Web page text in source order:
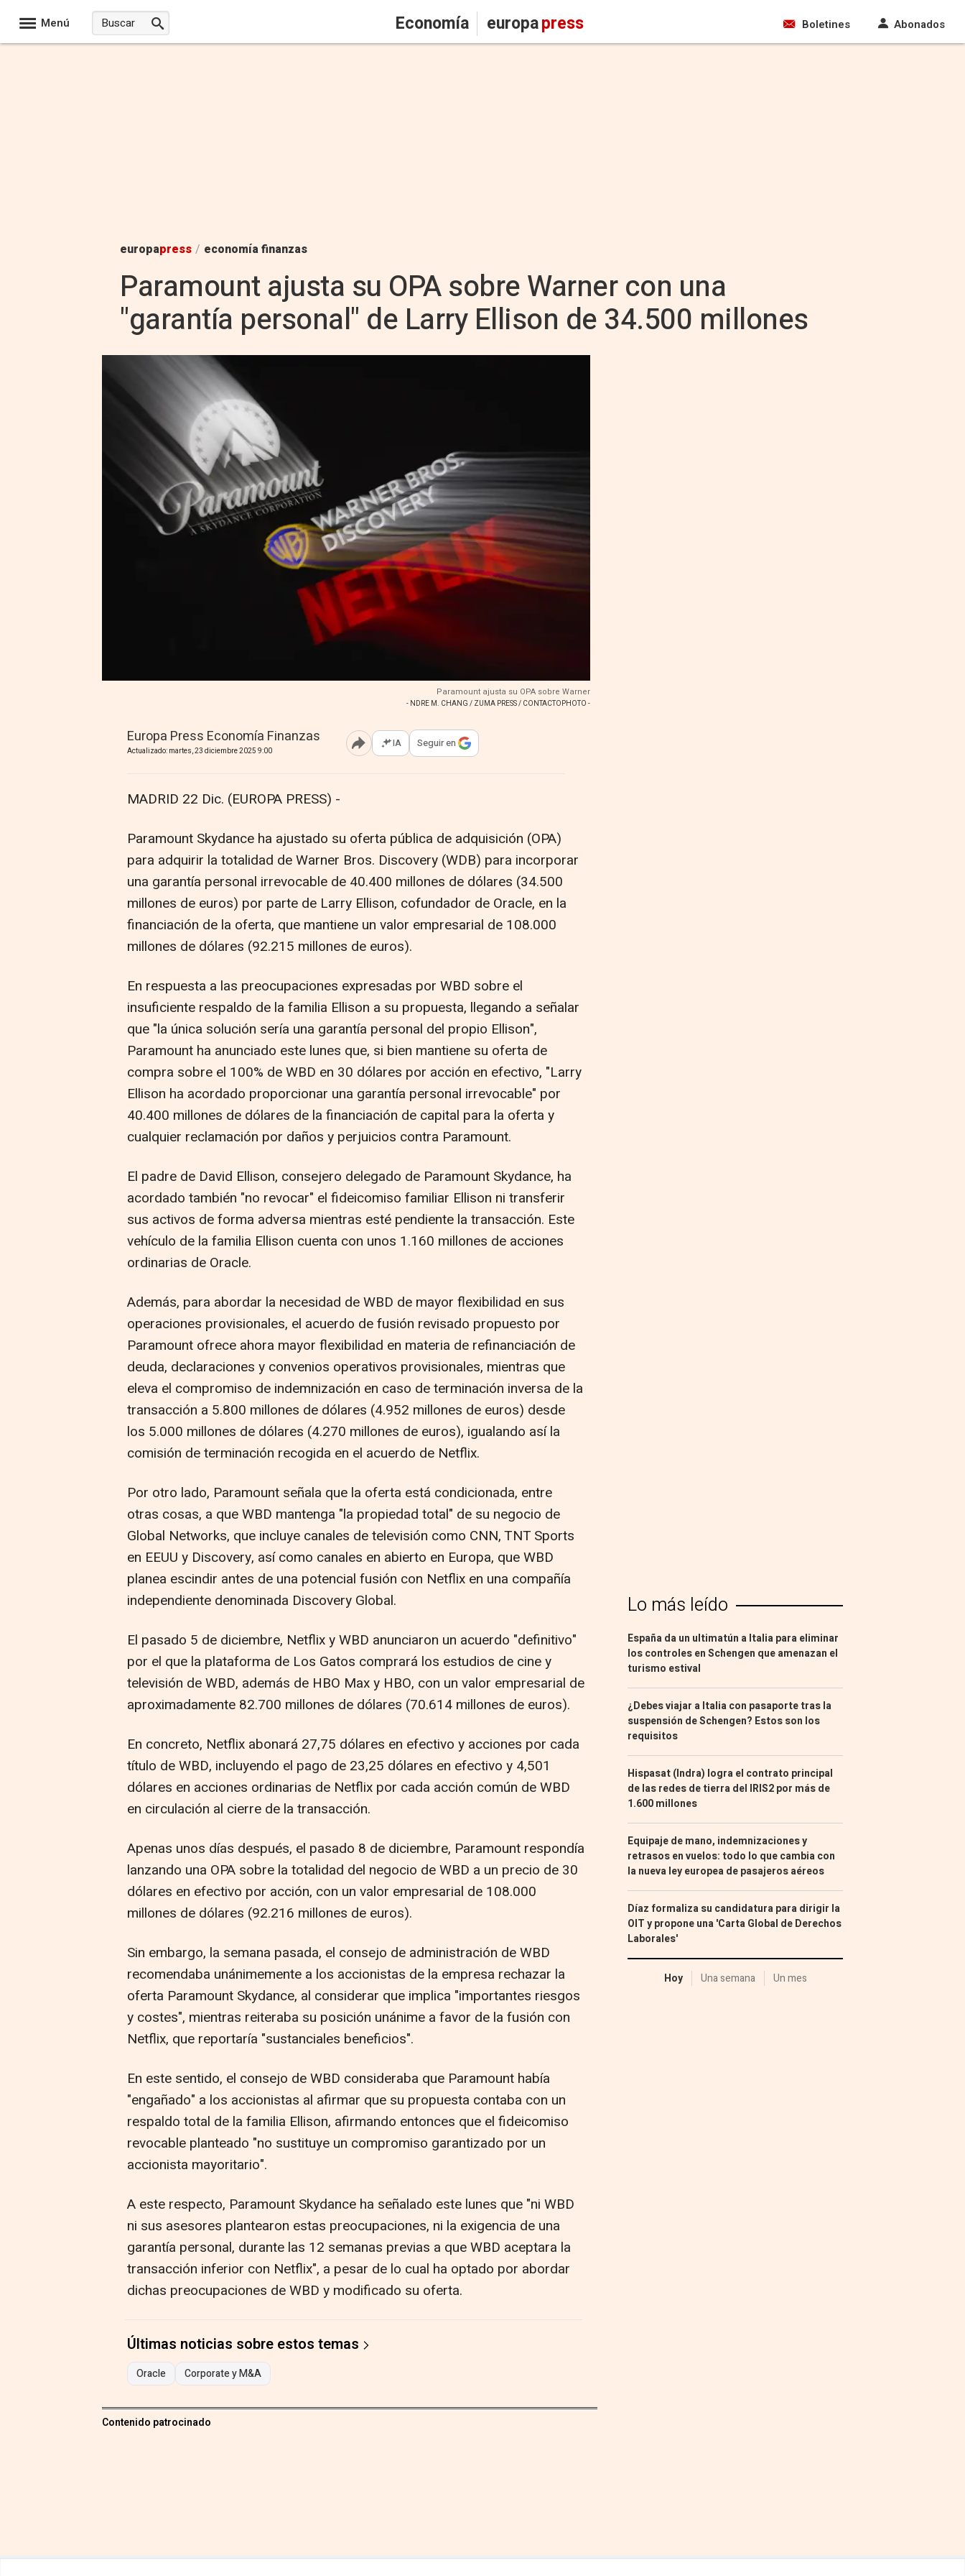
Menú Economía europapress Boletines Abonados
europapress / economía finanzas
Paramount ajusta su OPA sobre Warner con una
"garantía personal" de Larry Ellison de 34.500 millones
Paramount ajusta su OPA sobre Warner
- NDRE M. CHANG / ZUMA PRESS / CONTACTOPHOTO -
Europa Press Economía Finanzas
Actualizado: martes, 23 diciembre 2025 9:00 Abrir opciones para compartir
IA Seguir en
MADRID 22 Dic. (EUROPA PRESS) -
Paramount Skydance ha ajustado su oferta pública de adquisición (OPA)
para adquirir la totalidad de Warner Bros. Discovery (WDB) para incorporar
una garantía personal irrevocable de 40.400 millones de dólares (34.500
millones de euros) por parte de Larry Ellison, cofundador de Oracle, en la
financiación de la oferta, que mantiene un valor empresarial de 108.000
millones de dólares (92.215 millones de euros).
En respuesta a las preocupaciones expresadas por WBD sobre el
insuficiente respaldo de la familia Ellison a su propuesta, llegando a señalar
que "la única solución sería una garantía personal del propio Ellison",
Paramount ha anunciado este lunes que, si bien mantiene su oferta de
compra sobre el 100% de WBD en 30 dólares por acción en efectivo, "Larry
Ellison ha acordado proporcionar una garantía personal irrevocable" por
40.400 millones de dólares de la financiación de capital para la oferta y
cualquier reclamación por daños y perjuicios contra Paramount.
El padre de David Ellison, consejero delegado de Paramount Skydance, ha
acordado también "no revocar" el fideicomiso familiar Ellison ni transferir
sus activos de forma adversa mientras esté pendiente la transacción. Este
vehículo de la familia Ellison cuenta con unos 1.160 millones de acciones
ordinarias de Oracle.
Además, para abordar la necesidad de WBD de mayor flexibilidad en sus
operaciones provisionales, el acuerdo de fusión revisado propuesto por
Paramount ofrece ahora mayor flexibilidad en materia de refinanciación de
deuda, declaraciones y convenios operativos provisionales, mientras que
eleva el compromiso de indemnización en caso de terminación inversa de la
transacción a 5.800 millones de dólares (4.952 millones de euros) desde
los 5.000 millones de dólares (4.270 millones de euros), igualando así la
comisión de terminación recogida en el acuerdo de Netflix.
Por otro lado, Paramount señala que la oferta está condicionada, entre
otras cosas, a que WBD mantenga "la propiedad total" de su negocio de
Global Networks, que incluye canales de televisión como CNN, TNT Sports
en EEUU y Discovery, así como canales en abierto en Europa, que WBD
planea escindir antes de una potencial fusión con Netflix en una compañía
independiente denominada Discovery Global.
El pasado 5 de diciembre, Netflix y WBD anunciaron un acuerdo "definitivo"
por el que la plataforma de Los Gatos comprará los estudios de cine y
televisión de WBD, además de HBO Max y HBO, con un valor empresarial de
aproximadamente 82.700 millones de dólares (70.614 millones de euros).
En concreto, Netflix abonará 27,75 dólares en efectivo y acciones por cada
título de WBD, incluyendo el pago de 23,25 dólares en efectivo y 4,501
dólares en acciones ordinarias de Netflix por cada acción común de WBD
en circulación al cierre de la transacción.
Apenas unos días después, el pasado 8 de diciembre, Paramount respondía
lanzando una OPA sobre la totalidad del negocio de WBD a un precio de 30
dólares en efectivo por acción, con un valor empresarial de 108.000
millones de dólares (92.216 millones de euros).
Sin embargo, la semana pasada, el consejo de administración de WBD
recomendaba unánimemente a los accionistas de la empresa rechazar la
oferta Paramount Skydance, al considerar que implica "importantes riesgos
y costes", mientras reiteraba su posición unánime a favor de la fusión con
Netflix, que reportaría "sustanciales beneficios".
En este sentido, el consejo de WBD consideraba que Paramount había
"engañado" a los accionistas al afirmar que su propuesta contaba con un
respaldo total de la familia Ellison, afirmando entonces que el fideicomiso
revocable planteado "no sustituye un compromiso garantizado por un
accionista mayoritario".
A este respecto, Paramount Skydance ha señalado este lunes que "ni WBD
ni sus asesores plantearon estas preocupaciones, ni la exigencia de una
garantía personal, durante las 12 semanas previas a que WBD aceptara la
transacción inferior con Netflix", a pesar de lo cual ha optado por abordar
dichas preocupaciones de WBD y modificado su oferta.
Últimas noticias sobre estos temas
Oracle Corporate y M&A
Contenido patrocinado
Lo más leído
España da un ultimatún a Italia para eliminar
los controles en Schengen que amenazan el
turismo estival
¿Debes viajar a Italia con pasaporte tras la
suspensión de Schengen? Estos son los
requisitos
Hispasat (Indra) logra el contrato principal
de las redes de tierra del IRIS2 por más de
1.600 millones
Equipaje de mano, indemnizaciones y
retrasos en vuelos: todo lo que cambia con
la nueva ley europea de pasajeros aéreos
Díaz formaliza su candidatura para dirigir la
OIT y propone una 'Carta Global de Derechos
Laborales'
Hoy Una semana Un mes